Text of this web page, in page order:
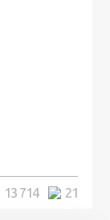
21
13 714